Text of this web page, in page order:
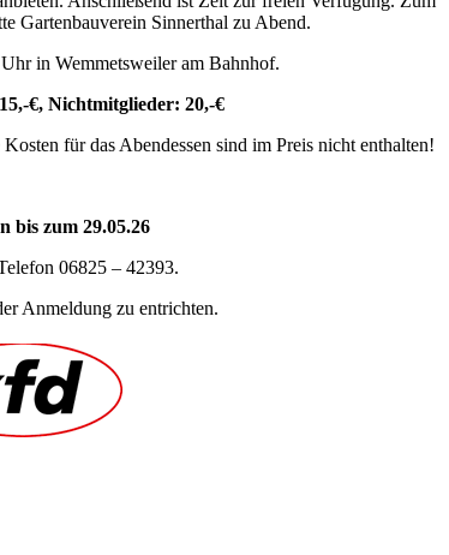
Gartenbauverein Sinnerthal zu Abend.
in Wemmetsweiler am Bahnhof.
€, Nichtmitglieder: 20,-€
für das Abendessen sind im Preis nicht enthalten!
bis zum 29.05.26
06825 – 42393.
Anmeldung zu entrichten.